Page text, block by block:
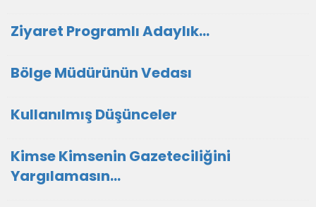
Ziyaret Programlı Adaylık…
Bölge Müdürünün Vedası
Kullanılmış Düşünceler
Kimse Kimsenin Gazeteciliğini
Yargılamasın...